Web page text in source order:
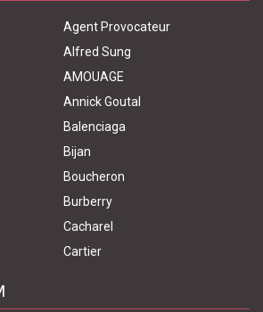
Agent Provocateur
Alfred Sung
AMOUAGE
Annick Goutal
Balenciaga
Bijan
Boucheron
Burberry
Cacharel
Cartier